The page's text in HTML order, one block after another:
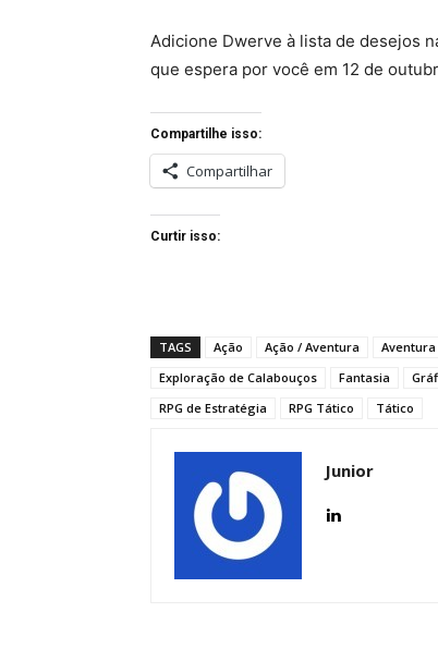
Adicione Dwerve à lista de desejos
que espera por você em 12 de
Compartilhe isso:
Compartilhar
Curtir isso:
TAGS Ação Ação / Aventura Aventura
Exploração de Calabouços
Fantasia
RPG de Estratégia
RPG Tático Tático
Junior